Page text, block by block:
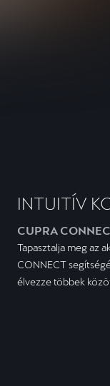
INTUITÍV
CUPRA
Tapasztalja meg az
CONNECT
élvezze többek